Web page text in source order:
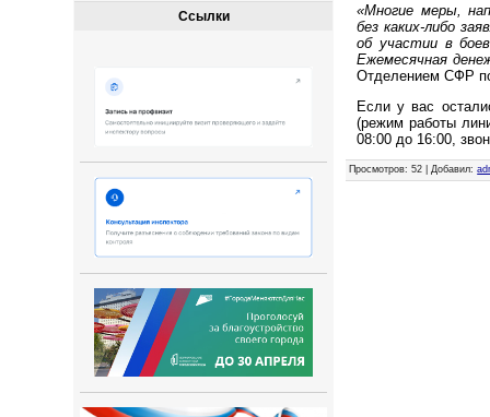
Ссылки
«Многие меры,
без каких-либо
об участии в
Ежемесячная
Отделением СФР
Если у вас
(режим работы
08:00 до 16:00,
Просмотров: 52 |Добавил: